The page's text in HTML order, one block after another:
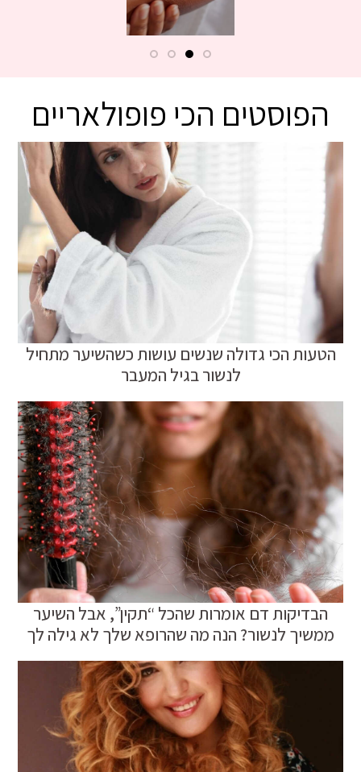
הפוסטים הכי פופולאריים
הטעות הכי גדולה שנשים עושות כשהשיער מתחיל
לנשור בגיל המעבר
הבדיקות דם אומרות שהכל “תקין”, אבל השיער
ממשיך לנשור? הנה מה שהרופא שלך לא גילה לך